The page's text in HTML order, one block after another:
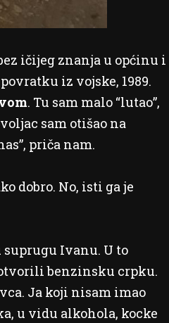
ičijeg znanja u općinu i
iz vojske, 1989.
. Tu sam malo “lutao”,
sam otišao na
priča nam.
dobro. No, isti ga je
suprugu Ivanu. U to
benzinsku crpku.
Ja koji nisam imao
u vidu alkohola, kocke